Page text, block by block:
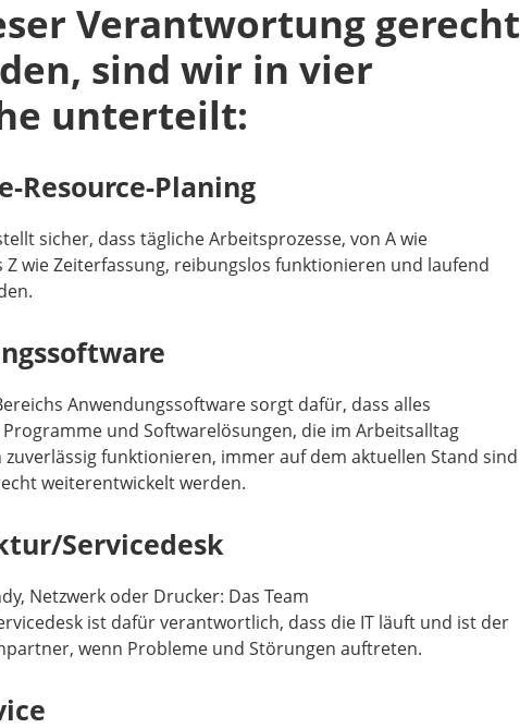
Verantwortung gerecht
sind wir in vier
unterteilt:
Resource-Planing
sicher, dass tägliche Arbeitsprozesse, von A wie
Z wie Zeiterfassung, reibungslos funktionieren und laufend
Anwendungssoftware sorgt dafür, dass alles
und Softwarelösungen, die im Arbeitsalltag
zuverlässig funktionieren, immer auf dem aktuellen Stand sind
weiterentwickelt werden.
Servicedesk
Netzwerk oder Drucker: Das Team
ist dafür verantwortlich, dass die IT läuft und ist der
wenn Probleme und Störungen auftreten.